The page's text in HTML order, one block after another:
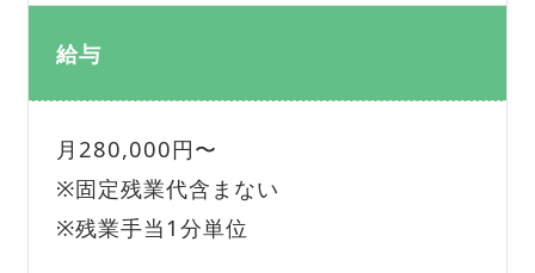
給与
月280,000円〜
※固定残業代含まない
※残業手当1分単位